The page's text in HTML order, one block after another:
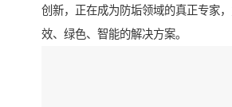
创新，正在成为防垢领域的真正专家
效、绿色、智能的解决方案。